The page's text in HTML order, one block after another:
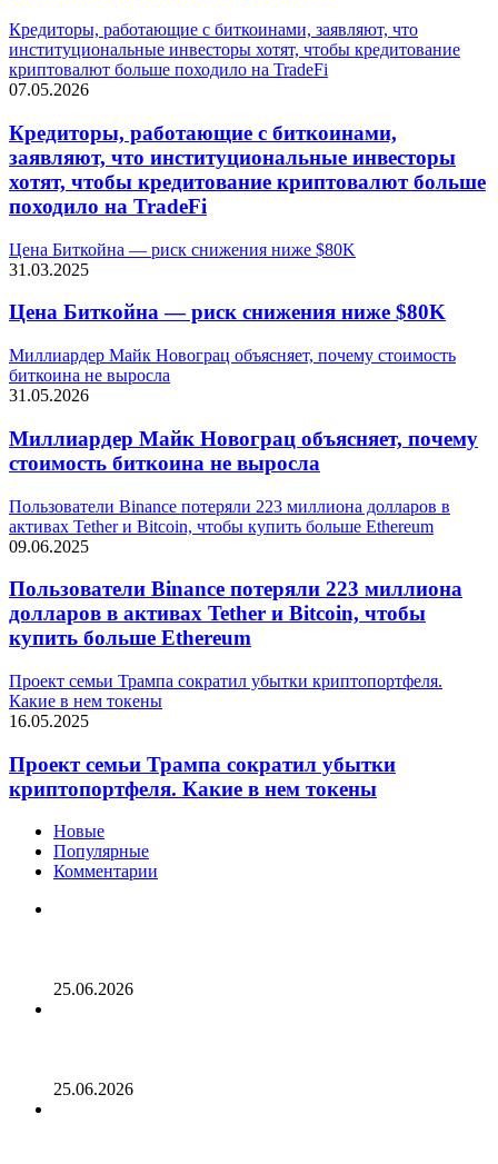
Кредиторы, работающие с биткоинами, заявляют, что
институциональные инвесторы хотят, чтобы кредитование
криптовалют больше походило на TradeFi
07.05.2026
Кредиторы, работающие с биткоинами,
заявляют, что институциональные инвесторы
хотят, чтобы кредитование криптовалют больше
походило на TradeFi
Цена Биткойна — риск снижения ниже $80K
31.03.2025
Цена Биткойна — риск снижения ниже $80K
Миллиардер Майк Новограц объясняет, почему стоимость
биткоина не выросла
31.05.2026
Миллиардер Майк Новограц объясняет, почему
стоимость биткоина не выросла
Пользователи Binance потеряли 223 миллиона долларов в
активах Tether и Bitcoin, чтобы купить больше Ethereum
09.06.2025
Пользователи Binance потеряли 223 миллиона
долларов в активах Tether и Bitcoin, чтобы
купить больше Ethereum
Проект семьи Трампа сократил убытки криптопортфеля.
Какие в нем токены
16.05.2025
Проект семьи Трампа сократил убытки
криптопортфеля. Какие в нем токены
Новые
Популярные
Комментарии
25.06.2026
25.06.2026